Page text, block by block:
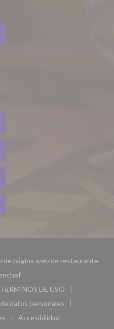
página web de restaurante
((abre en una nueva ventana))
nueva ventana))
TÉRMINOS DE USO
((abre en una nueva
datos personales
((abre en una nueva ventana))
en una nueva ventana))
Accesibilidad